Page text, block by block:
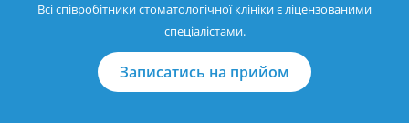
Всі співробітники стоматологічної клініки є ліцензованими
спеціалістами.
Записатись на прийом